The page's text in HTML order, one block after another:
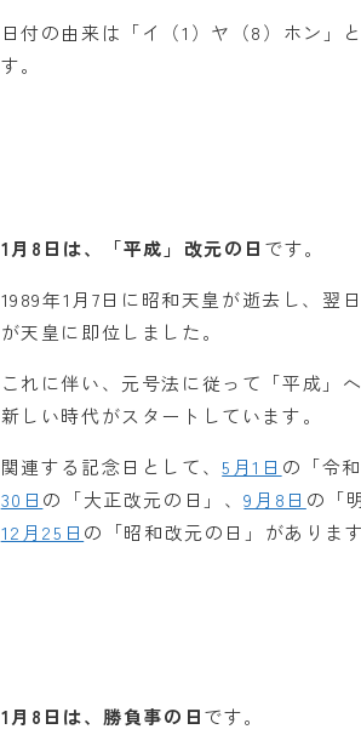
日付の由来は「イ（1）ヤ（8）ホン」
す。
1月8日は、「平成」改元の日 です。
1989年1月7日に昭和天皇が逝去し、翌
が天皇に即位しました。
これに伴い、元号法に従って「平成」
新しい時代がスタートしています。
関連する記念日として、5月1日 の「令
30日 の「大正改元の日」、9月8日 の「
12月25日 の「昭和改元の日」があります
1月8日は、勝負事の日です。